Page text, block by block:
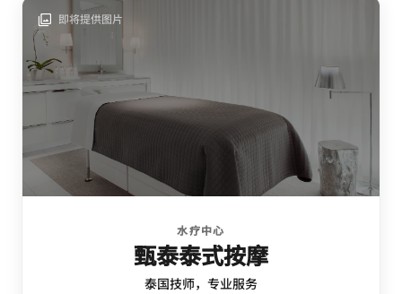
即将提供图片
水疗中心
甄泰泰式按摩
泰国技师，专业服务